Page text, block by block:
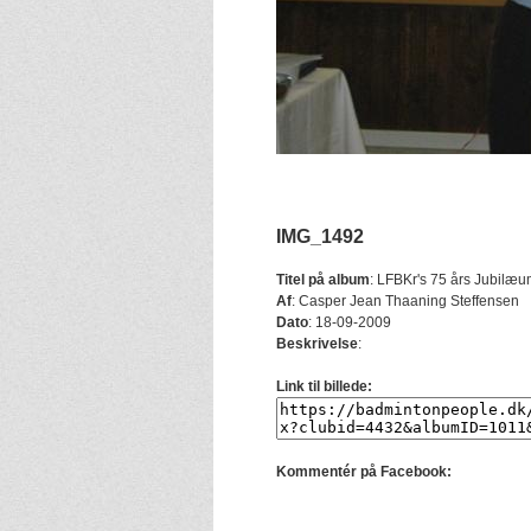
IMG_1492
Titel på album: LFBKr's 75 års
Af: Casper Jean Thaaning Steffensen
Dato: 18-09-2009
Beskrivelse:
Link til billede:
Kommentér på Facebook: